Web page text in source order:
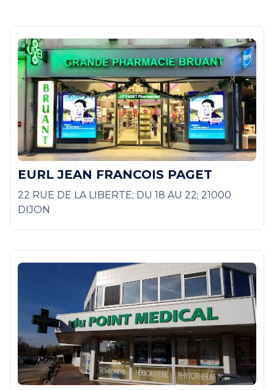
EURL JEAN FRANCOIS PAGET
22 RUE DE LA LIBERTE; DU 18 AU 22; 21000
DIJON